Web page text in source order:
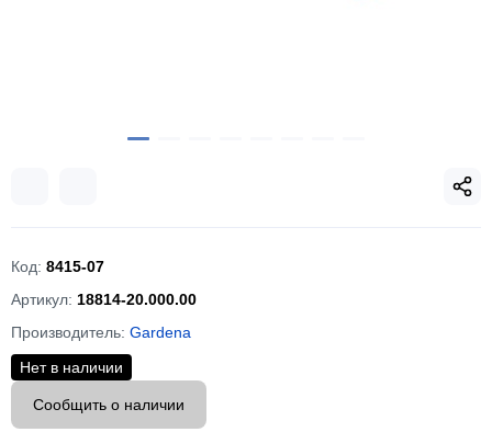
Код: 8415-07
Артикул: 18814-20.000.00
Производитель: Gardena
Нет в наличии
Сообщить о наличии